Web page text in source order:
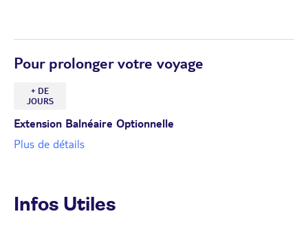
Pour prolonger votre voyage
+ DE
JOURS
Extension Balnéaire Optionnelle
Plus de détails
Infos Utiles